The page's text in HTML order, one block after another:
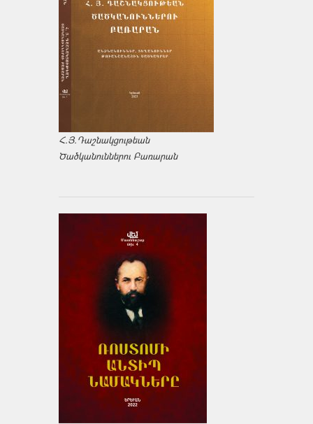
Հ.Յ.Դաշնակցութեան
Ծածկանուններու Բառարան